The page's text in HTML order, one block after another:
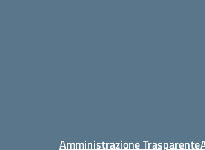
Amministrazione Trasparente